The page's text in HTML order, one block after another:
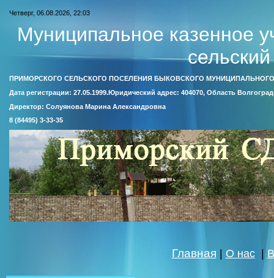
Четверг, 06.08.2026, 22:03
Муниципальное казенное
ПРИМОРСКОГО СЕЛЬСКОГО ПОСЕЛЕНИЯ БЫКОВСКОГО
Дата регистрации: 27.05.1999.Юридический адрес: 404070, Область
Директор: Солуянова Марина Александровна
8 (84495) 3-33-35
Главная О нас|